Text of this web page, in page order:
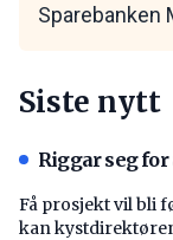
Sparebanken
Siste nytt
Riggar seg
Få prosjekt vil bli
kan